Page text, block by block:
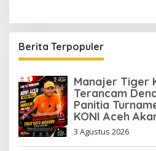
Berita Terpopuler
Manajer Tiger
Terancam
Panitia
KONI Aceh
3 Agustus 2026